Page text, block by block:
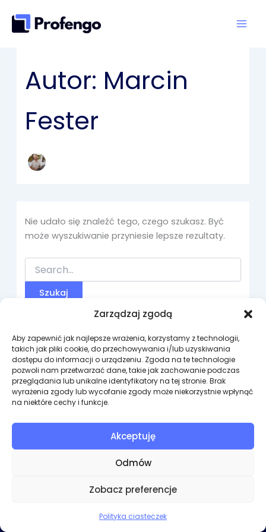
Zarządzaj zgodą
Aby zapewnić jak najlepsze wrażenia, korzystamy z technologii,
takich jak pliki cookie, do przechowywania i/lub uzyskiwania
dostępu do informacji o urządzeniu. Zgoda na te technologie
pozwoli nam przetwarzać dane, takie jak zachowanie podczas
przeglądania lub unikalne identyfikatory na tej stronie. Brak
wyrażenia zgody lub wycofanie zgody może niekorzystnie wpłynąć
na niektóre cechy i funkcje.
Akceptuję
Odmów
Zobacz preferencje
Polityka ciasteczek
treści
Autor: Marcin
Fester
Nie udało się znaleźć tego, czego szukasz. Być
może wyszukiwanie przyniesie lepsze rezultaty.
dla: